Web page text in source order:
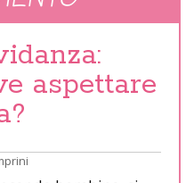
aspettare